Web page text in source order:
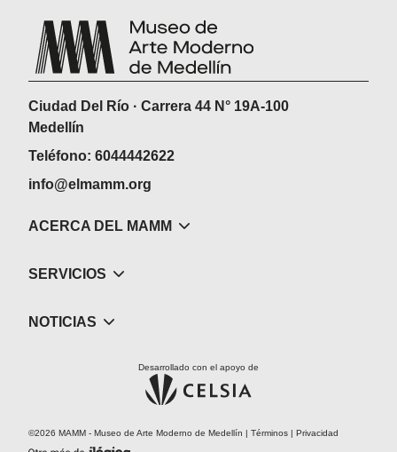
Ciudad Del Río · Carrera 44 N° 19A-100
Medellín
Teléfono: 6044442622
info@elmamm.org
ACERCA DEL MAMM
SERVICIOS
NOTICIAS
Desarrollado con el apoyo de
©2026 MAMM - Museo de Arte Moderno de Medellín | Términos | Privacidad